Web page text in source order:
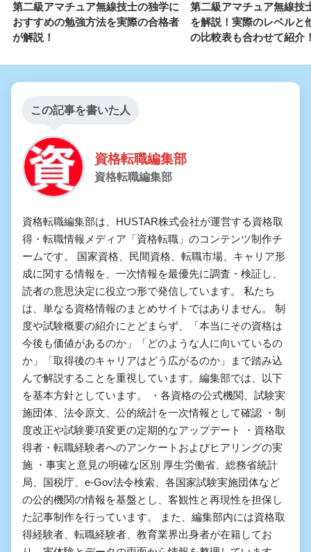
第二級アマチュア無線技士の独学に
おすすめの勉強方法を実際の合格者
が解説！
第二級アマチュア無線技
を解説！実際のレベルと
の比較表も合わせて紹介
この記事を書いた人
資格転職編集部
資格転職編集部
資格転職編集部は、HUSTAR株式会社が運営する資格取
得・転職情報メディア「資格転職」のコンテンツ制作チ
ームです。 国家資格、民間資格、転職市場、キャリア形
成に関する情報を、一次情報を最優先に調査・検証し、
読者の意思決定に役立つ形で発信しています。 私たち
は、単なる資格情報のまとめサイトではありません。 制
度や試験概要の紹介にとどまらず、「本当にその資格は
今後も価値があるのか」「どのような人に向いているの
か」「取得後のキャリアはどう広がるのか」まで踏み込
んで解説することを重視しています。編集部では、以下
を基本方針としています。 ・各資格の公式機関、試験実
施団体、法令原文、公的統計を一次情報として確認 ・制
度改正や試験要項変更の定期的なアップデート ・資格取
得者・転職経験者へのアンケートおよびヒアリングの実
施 ・事実と意見の明確な区別 厚生労働省、総務省統計
局、国税庁、e-Gov法令検索、各国家試験実施団体など
の公的機関の情報を基盤とし、客観性と再現性を担保し
た記事制作を行っています。 また、編集部内には資格取
得経験者、転職経験者、教育業界出身者が在籍してお